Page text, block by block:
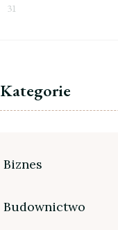
31
Kategorie
Biznes
Budownictwo